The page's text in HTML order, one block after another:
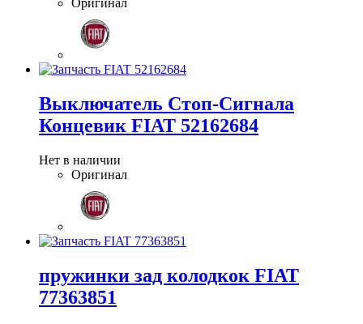
Оригинал
Выключатель Стоп-Сигнала
Концевик FIAT 52162684
Нет в наличии
Оригинал
пружинки зад колодкок FIAT
77363851